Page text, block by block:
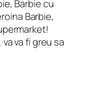
Barbie cu
Barbie,
va fi greu sa